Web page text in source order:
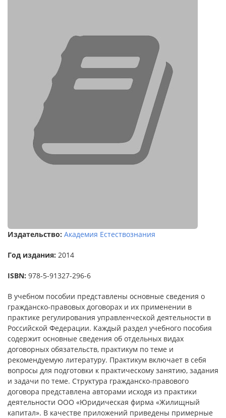
Издательство: Академия Естествознания
Год издания: 2014
ISBN: 978-5-91327-296-6
В учебном пособии представлены основные сведения о
гражданско-правовых договорах и их применении в
практике регулирования управленческой деятельности в
Российской Федерации. Каждый раздел учебного пособия
содержит основные сведения об отдельных видах
договорных обязательств, практикум по теме и
рекомендуемую литературу. Практикум включает в себя
вопросы для подготовки к практическому занятию, задания
и задачи по теме. Структура гражданско-правового
договора представлена авторами исходя из практики
деятельности ООО «Юридическая фирма «Жилищный
капитал». В качестве приложений приведены примерные